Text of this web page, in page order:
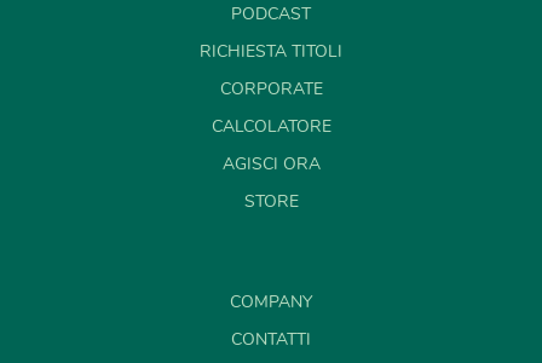
PODCAST
RICHIESTA TITOLI
CORPORATE
CALCOLATORE
AGISCI ORA
STORE
COMPANY
CONTATTI